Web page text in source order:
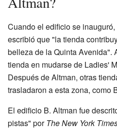
Cuando el edificio se
escribió que "la tienda
belleza de la Quinta Avenida".
tienda en mudarse de Ladies'
Después de Altman, otras
trasladaron a esta zona, como
El edificio B. Altman fue
pistas" porThe New York